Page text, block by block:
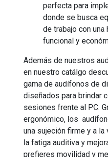
perfecta para
donde se busca
de trabajo con una
funcional y
Además de nuestros
en nuestro catálgo
gama de audífonos de
diseñados para brindar
sesiones frente al PC.
ergonómico, los
una sujeción firme y a
la fatiga auditiva y
prefieres movilidad y